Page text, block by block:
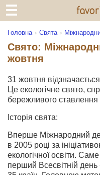
Головна Свята
Свято:
жовтня
31 жовтня
Це екологічне свято,
бережливого ставлення
Історія свята:
Вперше Міжнародний
в 2005 році за
екологічної освіти.
перший Всесвітній день